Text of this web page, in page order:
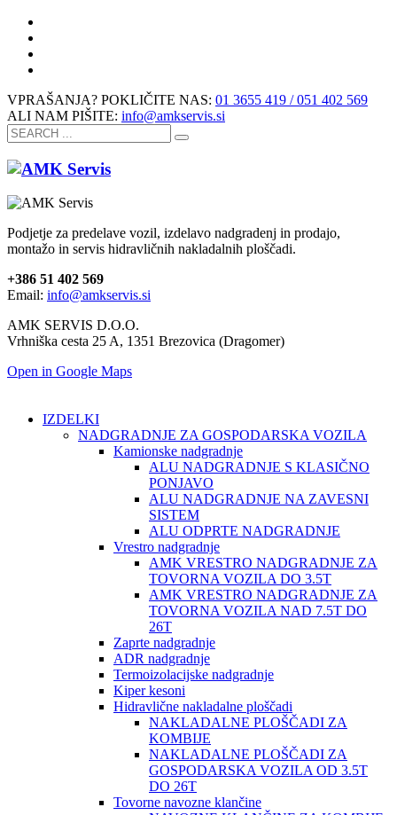
VPRAŠANJA? POKLIČITE NAS: 01 3655 419 / 051 402 569
ALI NAM PIŠITE: info@amkservis.si
Podjetje za predelave vozil, izdelavo nadgradenj in prodajo,
montažo in servis hidravličnih nakladalnih ploščadi.
+386 51 402 569
Email: info@amkservis.si
AMK SERVIS D.O.O.
Vrhniška cesta 25 A, 1351 Brezovica (Dragomer)
Open in Google Maps
IZDELKI
NADGRADNJE ZA GOSPODARSKA VOZILA
Kamionske nadgradnje
ALU NADGRADNJE S KLASIČNO
PONJAVO
ALU NADGRADNJE NA ZAVESNI
SISTEM
ALU ODPRTE NADGRADNJE
Vrestro nadgradnje
AMK VRESTRO NADGRADNJE ZA
TOVORNA VOZILA DO 3.5T
AMK VRESTRO NADGRADNJE ZA
TOVORNA VOZILA NAD 7.5T DO
26T
Zaprte nadgradnje
ADR nadgradnje
Termoizolacijske nadgradnje
Kiper kesoni
Hidravlične nakladalne ploščadi
NAKLADALNE PLOŠČADI ZA
KOMBIJE
NAKLADALNE PLOŠČADI ZA
GOSPODARSKA VOZILA OD 3.5T
DO 26T
Tovorne navozne klančine